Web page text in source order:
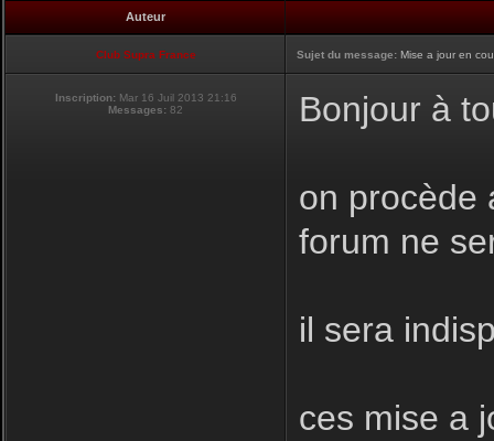
Auteur
Club Supra France Sujet du message: Mise a jour en
Inscription: Mar 16 Juil 2013 21:16
Messages: 82 Bonjour à
on procède
forum ne
il sera
ces mise a